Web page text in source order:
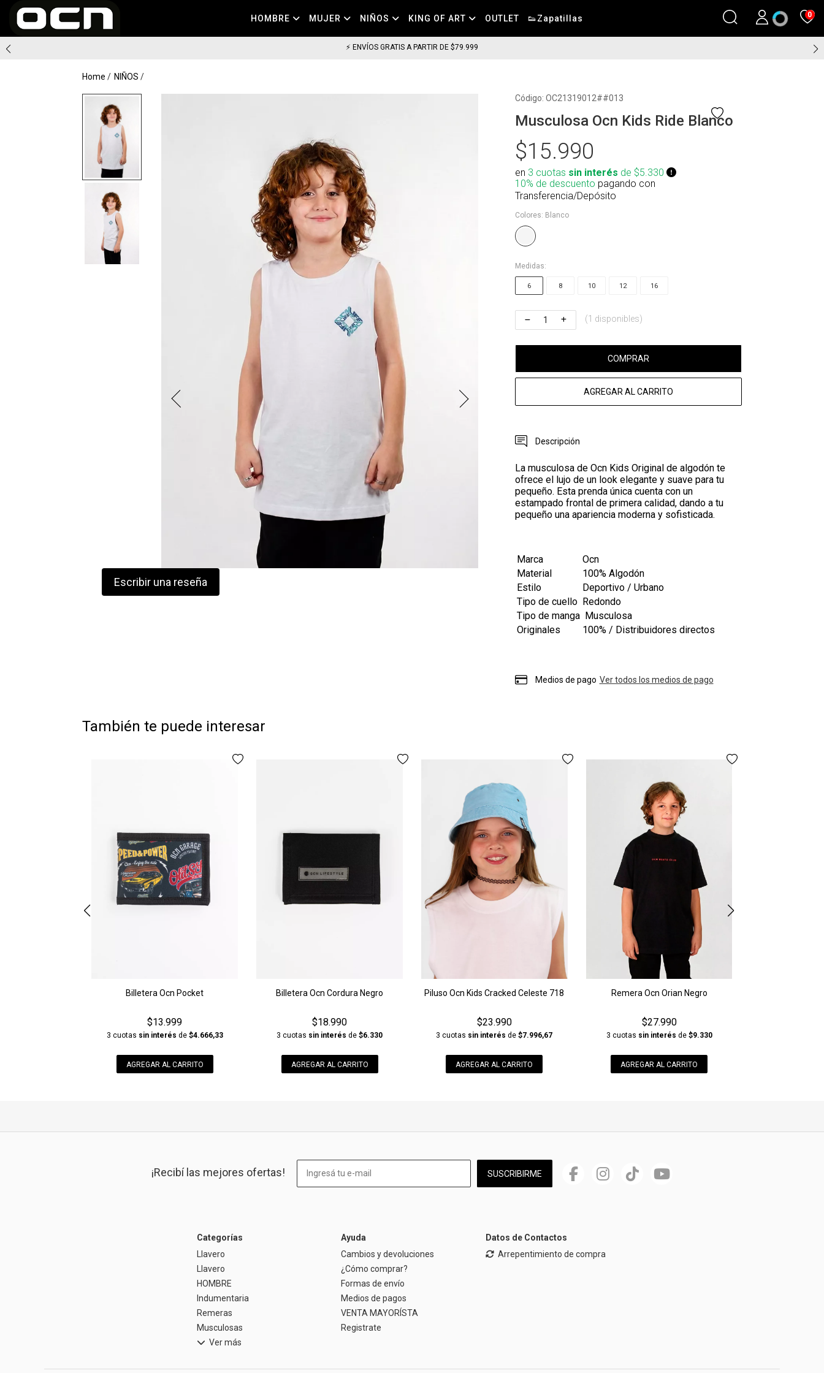
HOMBRE MUJER NIÑOS KING OF ART OUTLET 👟Zapatillas 0
⚡ ENVÍOS GRATIS A PARTIR DE $79.999
Home NIÑOS
Código: OC21319012##013
Musculosa Ocn Kids Ride Blanco
$15.990
en 3 cuotas sin interés de $5.330
10% de descuento pagando con
Transferencia/Depósito
Colores: Blanco
Medidas:
6 8 10 12 16
(1 disponibles)
COMPRAR
AGREGAR AL CARRITO
Descripción
La musculosa de Ocn Kids Original de algodón te
ofrece el lujo de un look elegante y suave para tu
pequeño. Esta prenda única cuenta con un
estampado frontal de primera calidad, dando a tu
pequeño una apariencia moderna y sofisticada.
Marca
Ocn
Material
100% Algodón
Estilo
Deportivo / Urbano
Tipo de cuello Redondo
Tipo de manga Musculosa
Originales
100% / Distribuidores directos
Medios de pago Ver todos los medios de pago
Escribir una reseña
También te puede interesar
Billetera Ocn Pocket
$13.999
3 cuotas sin interés de $4.666,33
AGREGAR AL CARRITO
Billetera Ocn Cordura Negro
$18.990
3 cuotas sin interés de$6.330
AGREGAR AL CARRITO
Piluso Ocn Kids Cracked Celeste 718
$23.990
3 cuotas sin interés de$7.996,67
AGREGAR AL CARRITO
Remera Ocn Orian Negro
$27.990
3 cuotas sin interés de $9.330
AGREGAR AL CARRITO
¡Recibí las mejores ofertas! SUSCRIBIRME
Categorías
Llavero
Llavero
HOMBRE
Indumentaria
Remeras
Musculosas
Ver más
Ayuda
Cambios y devoluciones
¿Cómo comprar?
Formas de envío
Medios de pagos
VENTA MAYORÍSTA
Registrate
Datos de Contactos
Arrepentimiento de compra